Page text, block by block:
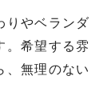
りやベランダ
。希望する雰
、無理のない